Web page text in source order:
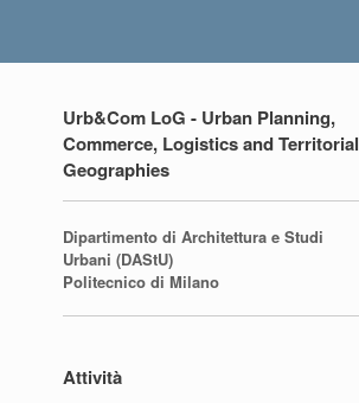
Urb&Com LoG - Urban Planning,
Commerce, Logistics and Territorial
Geographies
Dipartimento di Architettura e Studi
Urbani (DAStU)
Politecnico di Milano
Attività